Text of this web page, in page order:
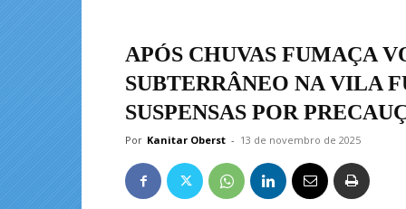
APÓS CHUVAS FUMAÇA
SUBTERRÂNEO NA VILA
SUSPENSAS POR
Por Kanitar Oberst - 13 de novembro de 2025